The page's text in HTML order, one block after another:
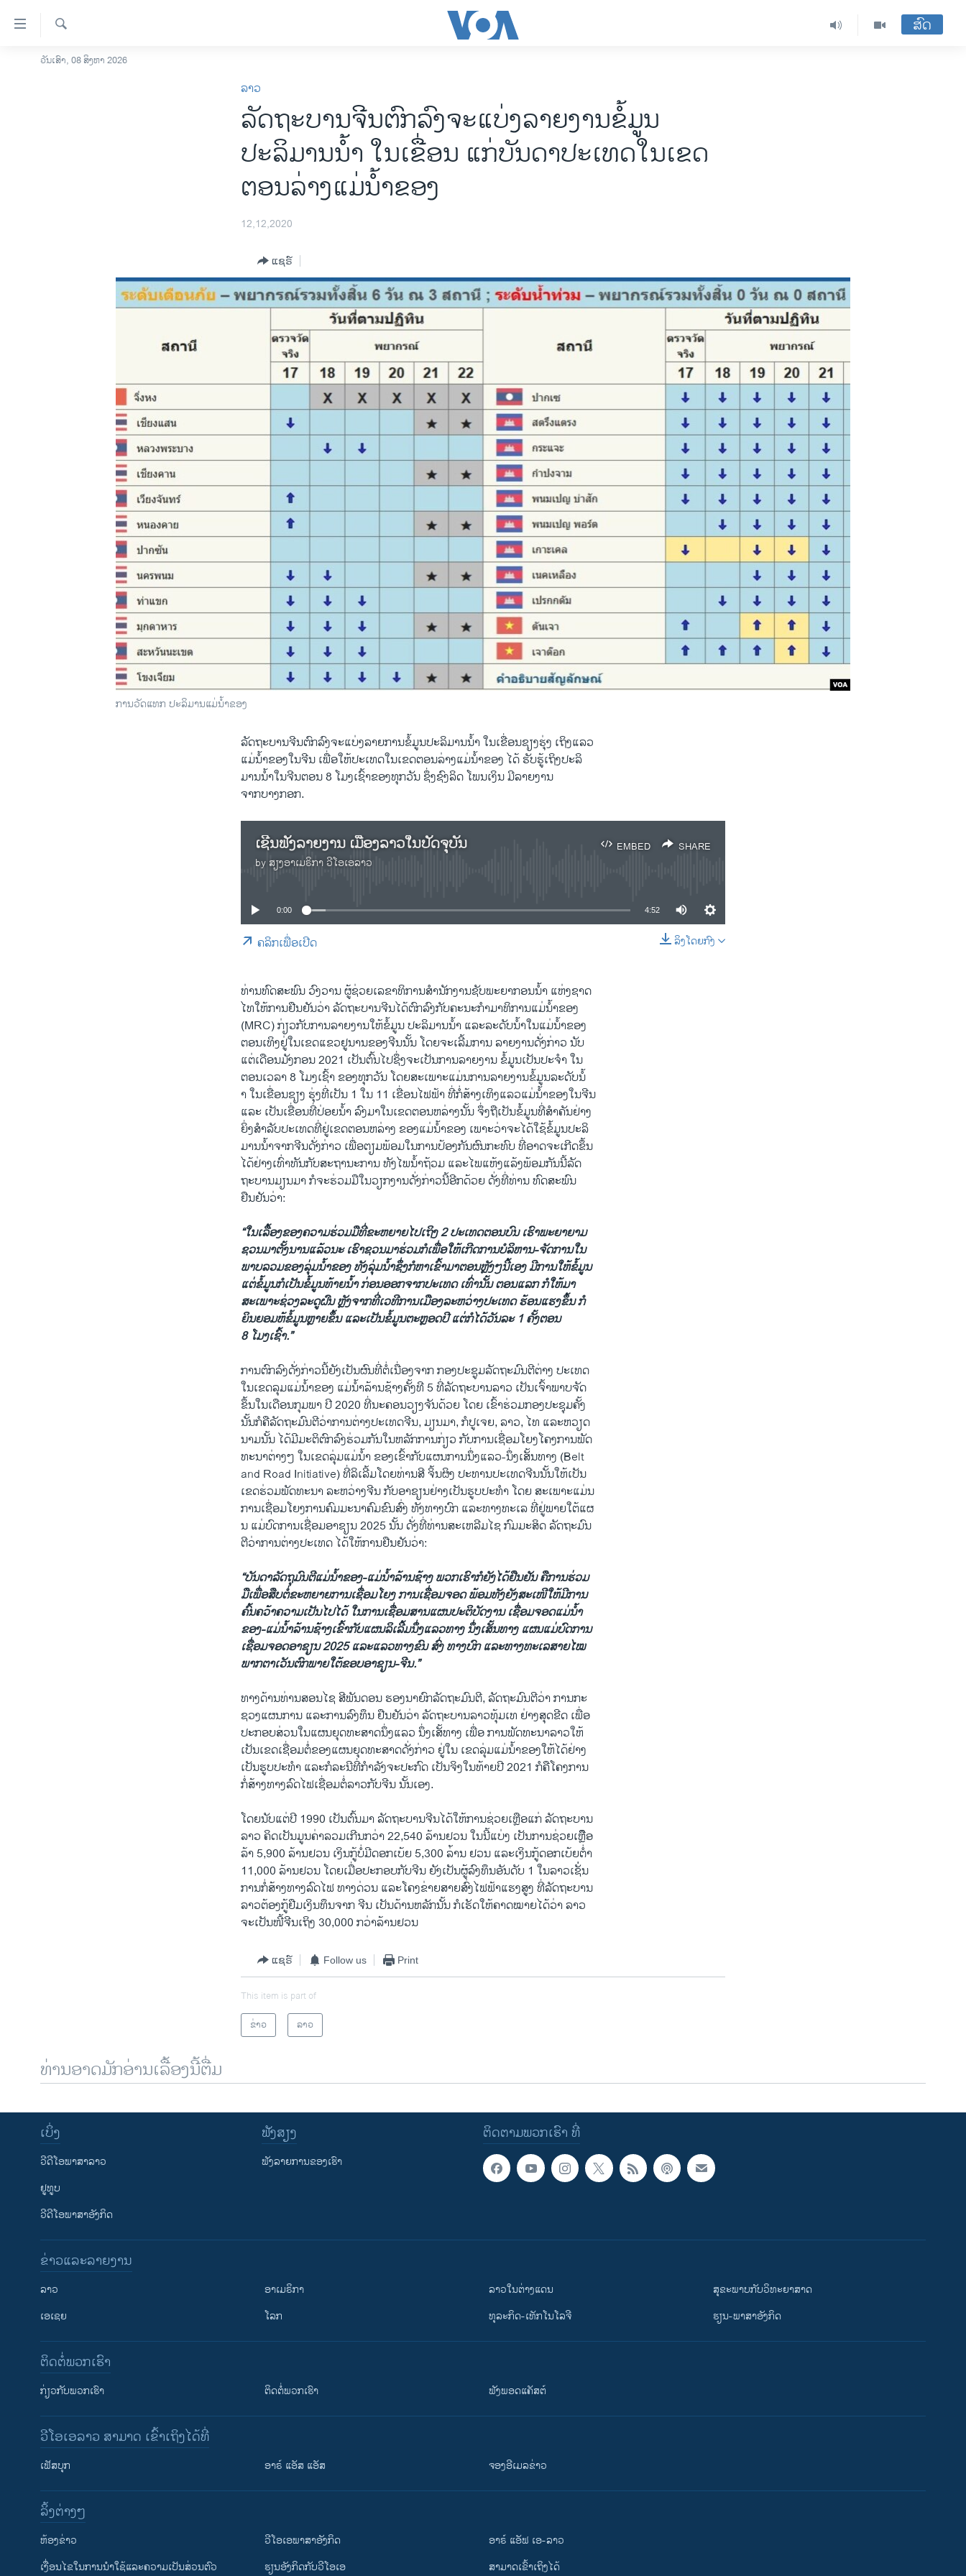
ລິ້ງ
ສຳຫລັບ
ໂຮມເພຈ
ຕິດຕາມພວກເຮົາ ທີ່
ຄົ້ນຫາ
ສົດ
ວັນເສົາ, 08 ສິງຫາ 2026
ລາວ
ລັດຖະບານຈີນຕົກລົງຈະແບ່ງລາຍງານຂໍ້ມູນ
ປະລິມານນໍ້າ ໃນເຂື່ອນ ແກ່ບັນດາປະເທດໃນເຂດ
ຕອນລ່າງແມ່ນໍ້າຂອງ
12,12,2020
ແຊຣ໌
ການວັດແທກ ປະລິມານແມ່ນໍ່້າຂອງ
ລັດຖະບານຈີນຕົກລົງຈະແບ່ງລາຍການຂໍ້ມູນປະລິມານນໍ້າ ໃນເຂື່ອນຊຽງຮຸ່ງ ເຖິງແລວ
ແມ່ນໍ້າຂອງໃນຈີນ ເພື່ອໃຫ້ປະເທດໃນເຂດຕອນລ່າງແມ່ນໍ້າຂອງ ໄດ້ ຮັບຮູ້ເຖິງປະລິ
ມານນໍ້າໃນຈີນຕອນ 8 ໂມງເຊົ້າຂອງທຸກວັນ ຊຶ່ງຊົງລິດ ໂພນເງິນ ມີລາຍງານ
ຈາກບາງກອກ.
EMBED SHARE
ເຊີນຟັງລາຍງານ ເມືອງລາວໃນປັດຈຸບັນ
by ສຽງອາເມຣິກາ ວີໂອເອລາວ
SHARE
0:00 4:52
ລິງໂດຍກົງ
ຄລິກເພື່ອເປີດ
ທ່ານທົດສະພົນ ວົງວານ ຜູ້ຊ່ວຍເລຂາທິການສຳນັກງານຊັບພະຍາກອນນໍ້າ ແຫ່ງຊາດ
ໄທໃຫ້ການຢືນຢັນວ່າ ລັດຖະບານຈີນໄດ້ຕົກລົງກັບຄະນະກຳມາທິການແມ່ນໍ້າຂອງ
(MRC) ກ່ຽວກັບການລາຍງານໃຫ້ຂໍ້ມູນ ປະລິມານນໍ້າ ແລະລະດັບນໍ້າໃນແມ່ນໍ້າຂອງ
ຕອນເທິງຢູ່ໃນເຂດແຂວຢູນານຂອງຈີນນັ້ນ ໂດຍຈະເລີ້ມການ ລາຍງານດັ່ງກ່າວ ນັບ
ແຕ່ເດືອນມັງກອນ 2021 ເປັນຕົ້ນໄປຊຶ່ງຈະເປັນການລາຍງານ ຂໍ້ມູນເປັນປະຈຳ ໃນ
ຕອນເວລາ 8 ໂມງເຊົ້າ ຂອງທຸກວັນ ໂດຍສະເພາະແມ່ນການລາຍງານຂໍ້ມູນລະດັບນໍ້
າ ໃນເຂື່ອນຊຽງ ຮຸ່ງທີ່ເປັນ 1 ໃນ 11 ເຂື່ອນໄຟຟ້າ ທີ່ກໍ່ສ້າງເທິງແລວແມ່ນໍ້າຂອງໃນຈີນ
ແລະ ເປັນເຂື່ອນທີ່ປ່ອຍນໍ້າ ລົງມາໃນເຂດຕອນຫລ່າງນັ້ນ ຈຶ່ງຖືເປັນຂໍ້ມູນທີ່ສຳຄັນຢ່າງ
ຍິ່ງສຳລັບປະເທດທີ່ຢູ່ເຂດຕອນຫລ່າງ ຂອງແມ່ນໍ້າຂອງ ເພາະວ່າຈະໄດ້ໃຊ້ຂໍ້ມູນປະລິ
ມານນໍ້າຈາກຈີນດັ່ງກ່າວ ເພື່ອຕຽມພ້ອມໃນການປ້ອງກັນຜົນກະທົບ ທີ່ອາດຈະເກີດຂຶ້ນ
ໄດ້ຢ່າງເທົ່າທັນກັບສະຖານະການ ທັງໄພນໍ້າຖ້ວມ ແລະໄພແຫ້ງແລ້ງພ້ອມກັນນີ້ລັດ
ຖະບານມຽນມາ ກໍຈະຮ່ວມມືໃນວຽກງານດັ່ງກ່າວນີ້ອີກດ້ວຍ ດັ່ງທີ່ທ່ານ ທົດສະພົນ
ຢືນຢັນວ່າ:
“ໃນເລື້ອງຂອງຄວາມຮ່ວມມືທີ່ຂະຫຍາຍໄປເຖິງ 2 ປະເທດຕອນບົນ ເຮົາພະຍາຍາມ
ຊວນມາຕັ້ງນານແລ້ວນະ ເຮົາຊວນມາຮ່ວມກໍເພື່ອໃຫ້ເກີດການບໍລິຫານ-ຈັດການໃນ
ພາບລວມຂອງລຸ່ມນໍ້າຂອງ ທັງລຸ່ມນໍ້າຊຶ່ງກໍຫາເຂົ້າມາຕອນຫຼັງໆນີ້ເອງ ມີການໃຫ້ຂໍ້ມູນ
ແຕ່ຂໍ້ມູນກໍເປັນຂໍ້ມູນທ້າຍນໍ້າ ກ່ອນອອກຈາກປະເທດ ເທົ່ານັ້ນ ຕອນແລກ ກໍໃຫ້ມາ
ສະເພາະຊ່ວງລະດູຝົນ ຫຼັງຈາກທີ່ເວທີການເມືອງລະຫວ່າງປະເທດ ຮ້ອນແຮງຂຶ້ນ ກໍ
ຍິນຍອມຫ້ຂໍ້ມູນຫຼາຍຂຶ້ນ ແລະເປັນຂໍ້ມູນຕະຫຼອດປີ ແຕ່ກໍໄດ້ວັນລະ 1 ຄັ້ງຕອນ
8 ໂມງເຊົ້າ.”
ການຕົກລົງດັ່ງກ່າວນີ້ຍັງເປັນຜົນທີ່ຕໍ່ເນື່ອງຈາກ ກອງປະຊູມລັດຖະມົນຕີຕ່າງ ປະເທດ
ໃນເຂດລຸມແມ່ນໍ້າຂອງ ແມ່ນໍ້າລ້ານຊ້າງຄັ້ງທີ 5 ທີ່ລັດຖະບານລາວ ເປັນເຈົ້າພາບຈັດ
ຂຶ້ນໃນເດືອນກຸມພາ ປີ 2020 ທີ່ນະຄອນວຽງຈັນດ້ວຍ ໂດຍ ເຂົ້າຮ່ວມກອງປະຊຸມຄັ້ງ
ນັ້ນກໍຄືລັດຖະມົນຕີວ່າການຕ່າງປະເທດຈີນ, ມຽນມາ, ກໍປູເຈຍ, ລາວ, ໄທ ແລະຫວຽດ
ນາມນັ້ນ ໄດ້ມີມະຕິຕົກລົງຮ່ວມກັນໃນຫລັກການກ່ຽວ ກັບການເຊື່ອມໂຍງໂຄງການພັດ
ທະນາຕ່າງໆ ໃນເຂດລຸ່ມແມ່ນໍ້າ ຂອງເຂົ້າກັບແຜນການນຶ່ງແລວ-ນຶ່ງເສັ້ນທາງ (Belt
and Road Initiative) ທີ່ລິເລີ້ມໂດຍທ່ານສີ ຈິ້ນຜິງ ປະທານປະເທດຈີນນັ້ນໃຫ້ເປັນ
ເຂດຮ່ວມພັດທະນາ ລະຫວ່າງຈີນ ກັບອາຊຽນຢ່າງເປັນຮູບປະທຳ ໂດຍ ສະເພາະແມ່ນ
ການເຊື່ອມໂຍງການຄົມມະນາຄົມຂົນສົ່ງ ທັງທາງບົກ ແລະທາງທະເລ ທີ່ຢູ່ພາຍໃຕ້ແຜ
ນ ແມ່ບົດການເຊື່ອມອາຊຽນ 2025 ນັ້ນ ດັ່ງທີ່ທ່ານສະເຫລີມໄຊ ກົມມະສິດ ລັດຖະມົນ
ຕີວ່າການຕ່າງປະເທດ ໄດ້ໃຫ້ການຢືນຢັນວ່າ:
“ບັນດາລັດຖຸມົນຕີແມ່ນໍ້າຂອງ-ແມ່ນໍ້າລ້ານຊ້າງ ພວກເຮົາກໍຍັງໄດ້ຢືນຢັນ ຄືການຮ່ວມ
ມືເພື່ອສືບຕໍ່ຂະຫຍາຍການເຊື່ອມໂຍງ ການເຊື່ອມຈອດ ພ້ອມທັງຍັງສະເໜີໃຫ້ມີການ
ຄົ້ນຄວ້າຄວາມເປັນໄປໄດ້ ໃນການເຊື່ອມສານແຜນປະຕິບັດງານ ເຊື່ອມຈອດແມ່ນໍ້າ
ຂອງ-ແມ່ນໍ້າລ້ານຊ້າງເຂົ້າກັບແຜນລິເລີ້ມນຶ່ງແລວທາງ ນຶ່ງເສັ້ນທາງ ແຜນແມ່ບົດການ
ເຊື່ອມຈອດອາຊຽນ 2025 ແລະແລວທາງຂົນ ສົ່ງ ທາງບົກ ແລະທາງທະເລສາຍໄໝ
ພາກຕາເວັນຕົກພາຍໃຕ້ຂອບອາຊຽນ-ຈີນ.”
ທາງດ້ານທ່ານສອນໄຊ ສີພັນດອນ ຮອງນາຍົກລັດຖະມົນຕີ, ລັດຖະມົນຕີວ່າ ການກະ
ຊວງແຜນການ ແລະການລົງທຶນ ຢືນຢັນວ່າ ລັດຖະບານລາວທຸ້ມເທ ຢ່າງສຸດຂີດ ເພື່ອ
ປະກອບສ່ວນໃນແຜນຍຸດທະສາດນຶ່ງແລວ ນຶ່ງເສັ້ທາງ ເພື່ອ ການພັດທະນາລາວໃຫ້
ເປັນເຂດເຊື່ອມຕໍ່ຂອງແຜນຍຸດທະສາດດັ່ງກ່າວ ຢູ່ໃນ ເຂດລຸ່ມແມ່ນໍ້າຂອງໃຫ້ໄດ້ຢ່າງ
ເປັນຮູບປະທຳ ແລະກໍລະນີທີ່ກຳລັງຈະປະກົດ ເປັນຈິງໃນທ້າຍປີ 2021 ກໍຄືໂຄງການ
ກໍ່ສ້າງທາງລົດໄຟເຊື່ອມຕໍ່ລາວກັບຈີນ ນັ້ນເອງ.
ໂດຍນັບແຕ່ປີ 1990 ເປັນຕົ້ນມາ ລັດຖະບານຈີນໄດ້ໃຫ້ການຊ່ວຍເຫຼືອແກ່ ລັດຖະບານ
ລາວ ຄິດເປັນມູນຄ່າລວມເກີນກວ່າ 22,540 ລ້ານຢວນ ໃນນີ້ແບ່ງ ເປັນການຊ່ວຍເຫຼຶືອ
ລ້າ 5,900 ລ້ານຢວນ ເງິນກູ້ບໍ່ມີດອກເບ້ຍ 5,300 ລ່້ານ ຢວນ ແລະເງິນກູ້ດອກເບ້ຍຕໍ່າ
11,000 ລ້ານຢວນ ໂດຍເມື່ອປະກອບກັບຈີນ ຍັງເປັນຜູ້ລົງທຶນອັນດັບ 1 ໃນລາວເຊັ່່ນ
ການກໍ່ສ້າງທາງລົດໄຟ ທາງດ່ວນ ແລະໂຄງຂ່າຍສາຍສົ່ງໄຟຟ້າແຮງສູງ ທີ່ລັດຖະບານ
ລາວຕ້ອງກູ້ຢືມເງິນທຶນຈາກ ຈີນ ເປັນດ້ານຫລັກນັ້ນ ກໍເຮັດໃຫ້ຄາດໝາຍໄດ້ວ່າ ລາວ
ຈະເປັນໜີ້ຈີນເຖິງ 30,000 ກວ່າລ້ານຢວນ
ແຊຣ໌ Follow us Print
This item is part of
ຂ່າວ
ລາວ
ທ່ານອາດມັກອ່ານເລື້ອງນີ້ຕື່ມ
ຕິດຕາມພວກເຮົາ ທີ່
ເບິ່ງ
ວີດີໂອພາສາລາວ
ຢູທູບ
ວີດີໂອພາສາອັງກິດ
ຟັງສຽງ
ຟັງລາຍການຂອງເຮົາ
ຂ່າວແລະລາຍງານ
ລາວ
ເອເຊຍ
ອາເມຣິກາ
ໂລກ
ລາວໃນຕ່າງແດນ
ທຸລະກິດ-ເທັກໂນໂລຈີ
ສຸຂະພາບກັບວິທະຍາສາດ
ຮຽນ-ພາສາອັງກິດ
ຕິດຕໍ່ພວກເຮົາ
ກ່ຽວກັບພວກເຮົາ ຕິດຕໍ່ພວກເຮົາ ຟັງພອດແຄັສຕ໌
ວີໂອເອລາວ ສາມາດ ເຂົ້າເຖິງໄດ້ທີ່
ເຟັສບຸກ ອາຣ໌ ແອັສ ແອັສ ຈອງອີເມລຂ່າວ
​ລິ້ງ​ຕ່າງໆ
​ຫ້ອງ​ຂ່າວ
​ເງື່ອນ​ໄຂ​ໃນ​ການ​ນຳ​ໃຊ້​ແລະຄວາມ​ເປັນ​ສ່​ວນ​ຕົວ
ວີ​ໂອ​ເອ​ພາ​ສາ​ອັງ​ກິດ
​ຮຽນ​ອັງ​ກິດ​ກັບ​ວີ​ໂອ​ເອ
ອາຣ໌ ແອັຟ ເອ-ລາວ
ສາມາດເຂົ້າເຖິງໄດ້